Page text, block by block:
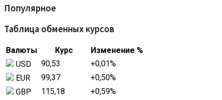
Популярное
Таблица обменных курсов
Валюты Курс
Изменение %
USD
90,53 +0,01%
EUR
99,37 +0,50%
GBP
115,18 +0,59%